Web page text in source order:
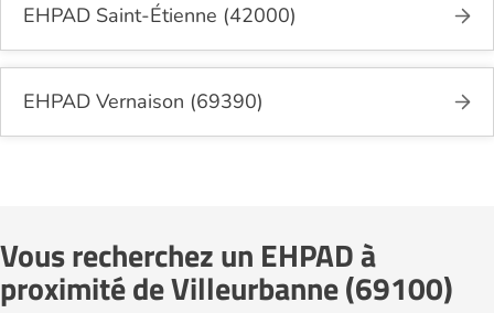
EHPAD Saint-Étienne (42000)
EHPAD Vernaison (69390)
Vous recherchez un EHPAD à
proximité de Villeurbanne (69100)